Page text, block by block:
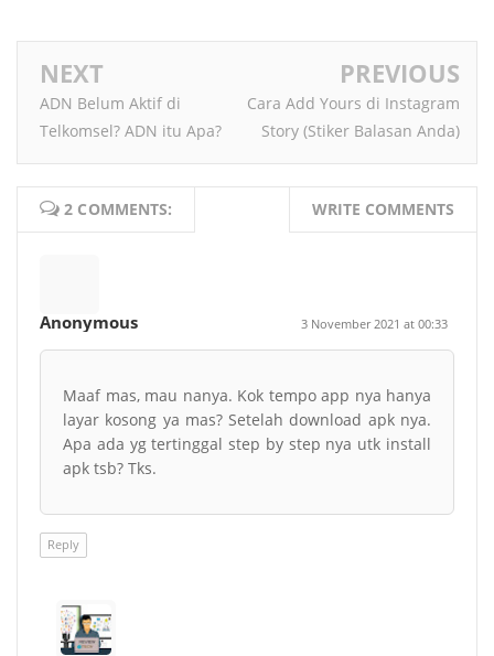
NEXT
ADN Belum Aktif di
Telkomsel? ADN itu Apa?
PREVIOUS
Cara Add Yours di Instagram
Story (Stiker Balasan Anda)
2 COMMENTS: WRITE COMMENTS
Anonymous 3 November 2021 at 00:33
Maaf mas, mau nanya. Kok tempo app nya hanya
layar kosong ya mas? Setelah download apk nya.
Apa ada yg tertinggal step by step nya utk install
apk tsb? Tks.
Reply